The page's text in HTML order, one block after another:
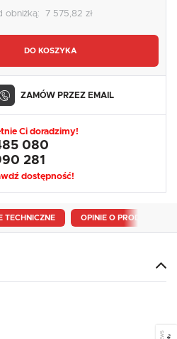
obniżką: 7 575,82 zł
DO KOSZYKA
ZAMÓW PRZEZ EMAIL
Ci doradzimy!
080
281
dostępność!
TECHNICZNE OPINIE O PRODUKCIE